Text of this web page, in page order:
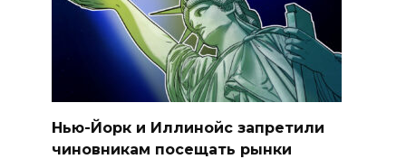
Нью-Йорк и Иллинойс запретили
чиновникам посещать рынки